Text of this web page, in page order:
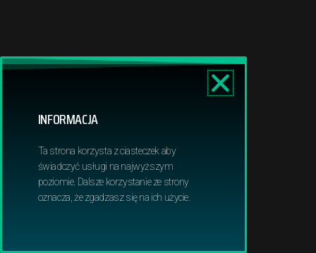
INFORMACJA
Ta strona korzysta z ciasteczek aby
świadczyć usługi na najwyższym
poziomie. Dalsze korzystanie ze strony
oznacza, że zgadzasz się na ich użycie.